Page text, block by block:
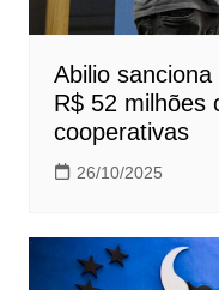
Abilio
R$ 52 milhões
cooperativas
26/10/2025